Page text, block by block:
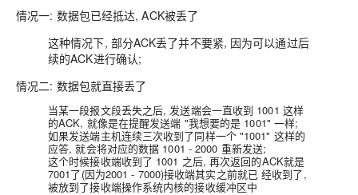
情况一: 数据包已经抵达, ACK被丢了
这种情况下, 部分ACK丢了并不要紧, 因为可以通过后
续的ACK进行确认;
情况二: 数据包就直接丢了
当某一段报文段丢失之后, 发送端会一直收到 1001 这样
的ACK, 就像是在提醒发送端 "我想要的是 1001" 一样;
如果发送端主机连续三次收到了同样一个 "1001" 这样的
应答, 就会将对应的数据 1001 - 2000 重新发送;
这个时候接收端收到了 1001 之后, 再次返回的ACK就是
7001了(因为2001 - 7000)接收端其实之前就已 经收到了,
被放到了接收端操作系统内核的接收缓冲区中